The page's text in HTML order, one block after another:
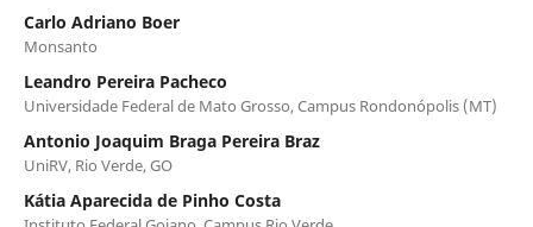
Carlo Adriano Boer
Monsanto
Leandro Pereira Pacheco
Universidade Federal de Mato Grosso, Campus Rondonópolis (MT)
Antonio Joaquim Braga Pereira Braz
UniRV, Rio Verde, GO
Kátia Aparecida de Pinho Costa